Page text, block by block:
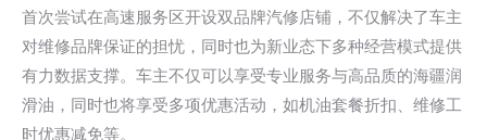
首次尝试在高速服务区开设双品牌汽修店铺，不仅解决了车主
对维修品牌保证的担忧，同时也为新业态下多种经营模式提供
有力数据支撑。车主不仅可以享受专业服务与高品质的海疆润
滑油，同时也将享受多项优惠活动，如机油套餐折扣、维修工
时优惠减免等。